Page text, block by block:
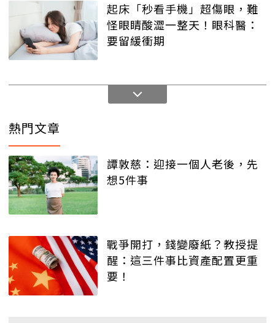
起床「秒看手機」超傷眼，難
怪眼睛酸澀一整天！眼科醫：
要留緩衝期
熱門文章
譚敦慈：迎接一個人老後，先
想5件事
戰爭開打，錢變廢紙？教授提
醒：這三件事比資產配置更重
要！